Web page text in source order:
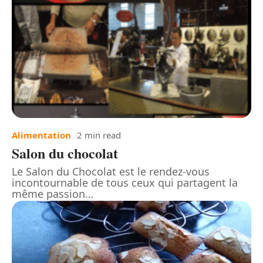
Alimentation 2 min read
Salon du chocolat
Le Salon du Chocolat est le rendez-vous
incontournable de tous ceux qui partagent la
même passion…